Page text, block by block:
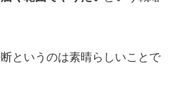
というのは素晴らしいことで